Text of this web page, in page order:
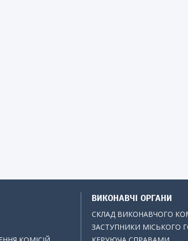
ВИКОНАВЧІ ОРГАНИ
СКЛАД ВИКОНАВЧОГО
ЗАСТУПНИКИ МІСЬКОГО